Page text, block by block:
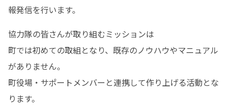
報発信を行います。
協力隊の皆さんが取り組むミッションは
町では初めての取組となり、既存のノウハウやマニュアル
がありません。
町役場・サポートメンバーと連携して作り上げる活動とな
ります。